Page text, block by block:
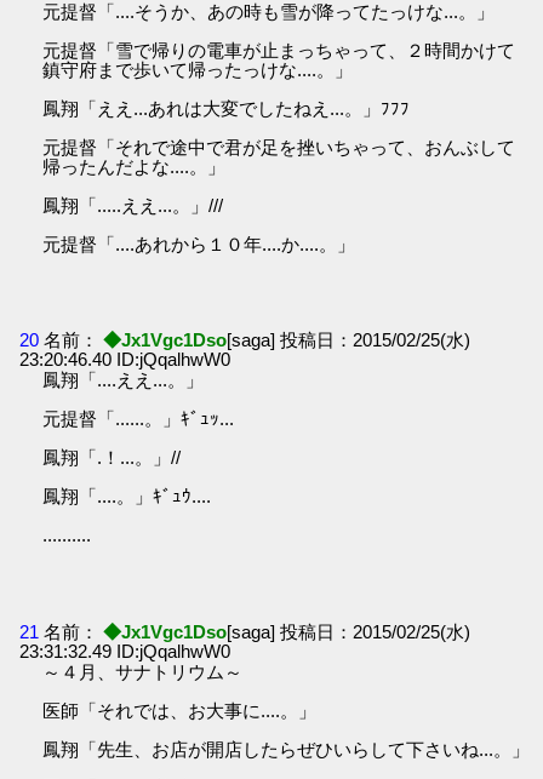
元提督「....そうか、あの時も雪が降ってたっけな...。」
元提督「雪で帰りの電車が止まっちゃって、２時間かけて
鎮守府まで歩いて帰ったっけな....。」
鳳翔「ええ...あれは大変でしたねえ...。」ﾌﾌﾌ
元提督「それで途中で君が足を挫いちゃって、おんぶして
帰ったんだよな....。」
鳳翔「.....ええ...。」///
元提督「....あれから１０年....か....。」
20 名前： ◆Jx1Vgc1Dso[saga] 投稿日：2015/02/25(水)
23:20:46.40 ID:jQqalhwW0
鳳翔「....ええ...。」
元提督「......。」ｷﾞｭｯ...
鳳翔「.！...。」//
鳳翔「....。」ｷﾞｭｳ....
..........
21 名前： ◆Jx1Vgc1Dso[saga] 投稿日：2015/02/25(水)
23:31:32.49 ID:jQqalhwW0
～４月、サナトリウム～
医師「それでは、お大事に....。」
鳳翔「先生、お店が開店したらぜひいらして下さいね...。」